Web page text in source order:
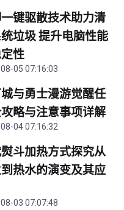
键驱散技术助力清
垃圾 提升电脑性能
性
05 07:16:03
与勇士漫游觉醒任
略与注意事项详解
04 07:16:32
斗加热方式探究从
热水的演变及其应
03 07:07:48